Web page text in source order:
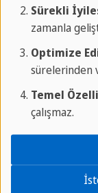
Oraya
Seçili
edilmiş bir
Sürekli
zamanla
Optimize
sürelerinden
Temel
çalışmaz.